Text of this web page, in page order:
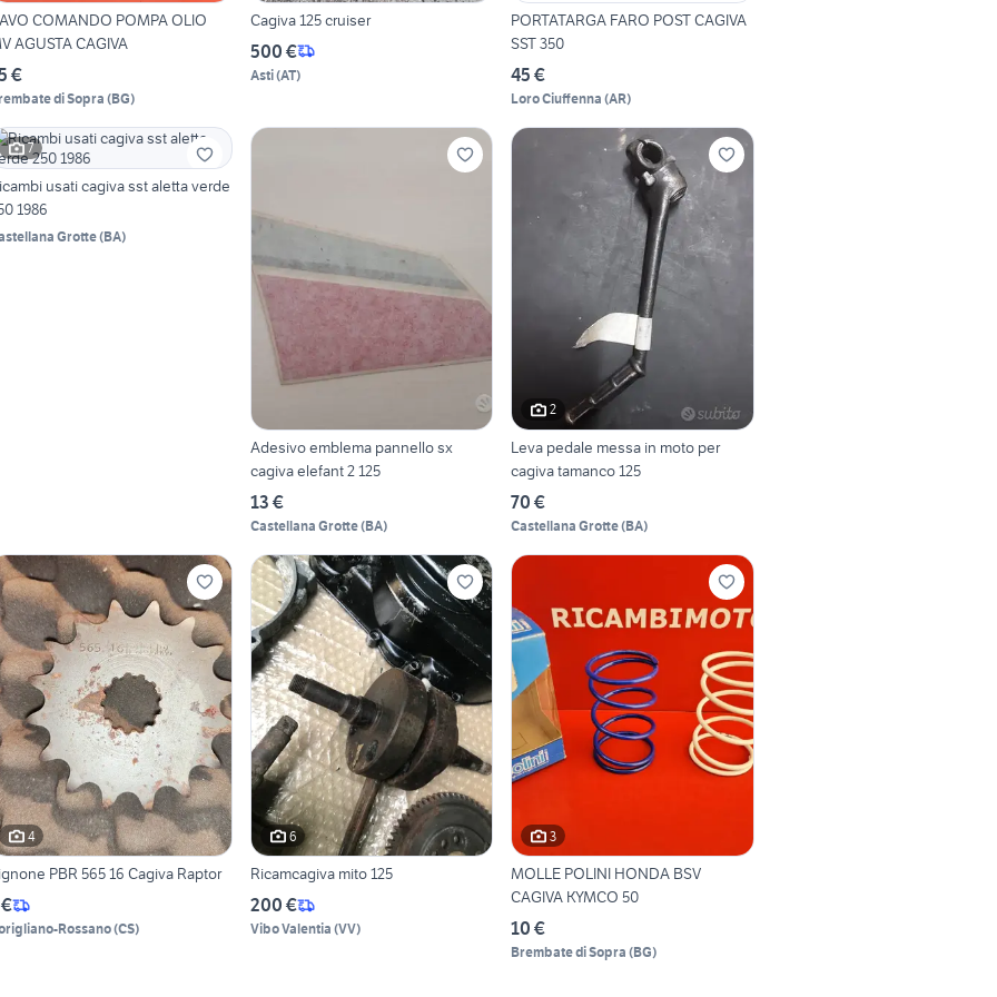
COMANDO POMPA OLIO
AGUSTA CAGIVA
€
di Sopra (BG)
Cagiva 125 cruiser
500 €
Asti(AT)
PORTATARGA FARO POST CAGIVA
SST 350
45 €
Loro Ciuffenna (AR)
7
usati cagiva sst aletta verde
1986
Grotte(BA)
Adesivo emblema pannello sx
cagiva elefant 2 125
13 €
Castellana Grotte(BA)
2
Leva pedale messa in moto per
cagiva tamanco 125
70 €
Castellana Grotte(BA)
4
Pignone PBR 565 16 Cagiva Raptor
Rossano(CS)
6
Ricamcagiva mito 125
200 €
Vibo Valentia (VV)
3
MOLLE POLINI HONDA BSV
CAGIVA KYMCO 50
10 €
Brembate di Sopra (BG)